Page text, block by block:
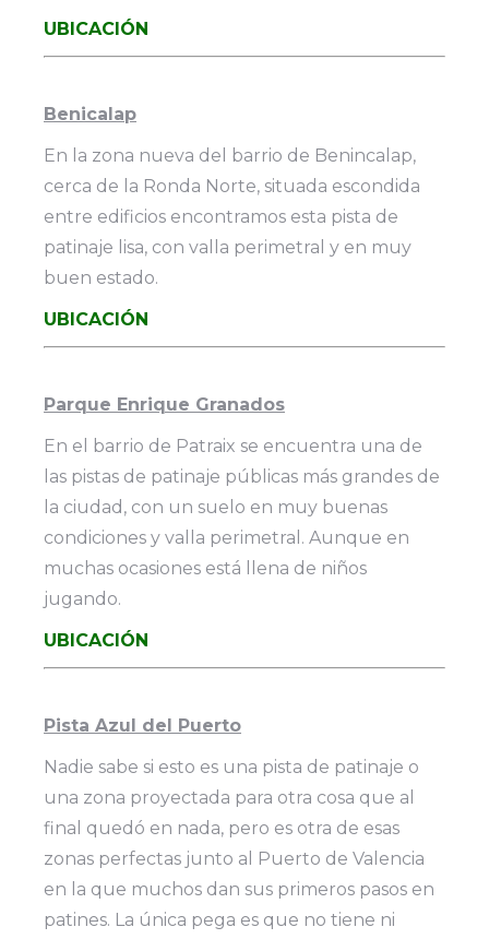
UBICACIÓN
Benicalap
En la zona nueva del barrio de Benincalap,
cerca de la Ronda Norte, situada escondida
entre edificios encontramos esta pista de
patinaje lisa, con valla perimetral y en muy
buen estado.
UBICACIÓN
Parque Enrique Granados
En el barrio de Patraix se encuentra una de
las pistas de patinaje públicas más grandes de
la ciudad, con un suelo en muy buenas
condiciones y valla perimetral. Aunque en
muchas ocasiones está llena de niños
jugando.
UBICACIÓN
Pista Azul del Puerto
Nadie sabe si esto es una pista de patinaje o
una zona proyectada para otra cosa que al
final quedó en nada, pero es otra de esas
zonas perfectas junto al Puerto de Valencia
en la que muchos dan sus primeros pasos en
patines. La única pega es que no tiene ni